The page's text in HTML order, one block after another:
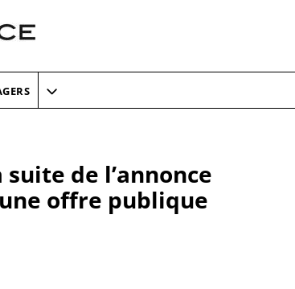
de l’annonce
offre publique